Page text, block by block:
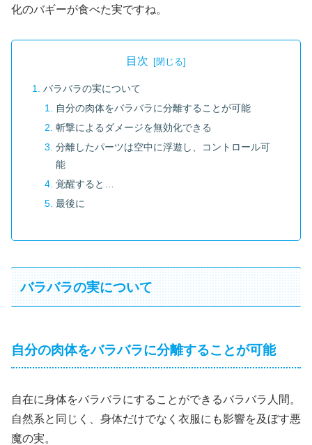
化のバギーが食べた実ですね。
目次
バラバラの実について
自分の肉体をバラバラに分離することが可能
斬撃によるダメージを無効化できる
分離したパーツは空中に浮遊し、コントロール可
能
覚醒すると…
最後に
バラバラの実について
自分の肉体をバラバラに分離することが可能
自在に身体をバラバラにすることができるバラバラ人間。
自然系と同じく、身体だけでなく衣服にも影響を及ぼす悪
魔の実。